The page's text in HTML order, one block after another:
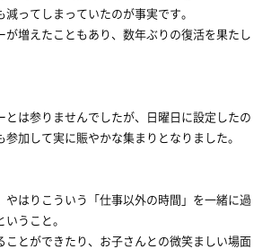
ってしまっていたのが事実です。
が増えたこともあり、数年ぶりの復活を果たし
とは参りませんでしたが、日曜日に設定したの
参加して実に賑やかな集まりとなりました。
やはりこういう「仕事以外の時間」を一緒に過
うこと。
ことができたり、お子さんとの微笑ましい場面